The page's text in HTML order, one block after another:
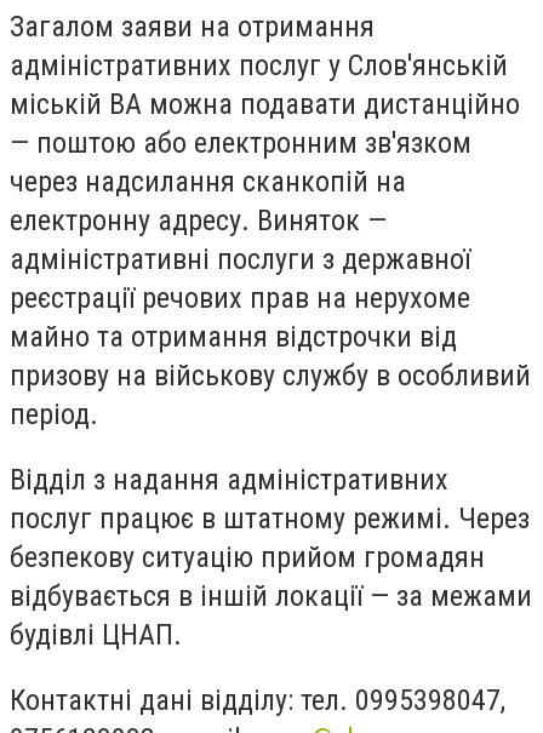
Загалом заяви на отримання
адміністративних послуг у Слов'янській
міській ВА можна подавати дистанційно
— поштою або електронним зв'язком
через надсилання сканкопій на
електронну адресу. Виняток —
адміністративні послуги з державної
реєстрації речових прав на нерухоме
майно та отримання відстрочки від
призову на військову службу в особливий
період.
Відділ з надання адміністративних
послуг працює в штатному режимі. Через
безпекову ситуацію прийом громадян
відбувається в іншій локації — за межами
будівлі ЦНАП.
Контактні дані відділу: тел. 0995398047,